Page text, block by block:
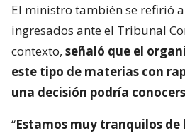
El ministro también se refirió
ingresados ante el Tribunal
contexto, señaló que el
este tipo de materias con
una decisión podría
“Estamos muy tranquilos de